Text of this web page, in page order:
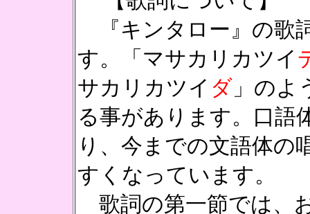
『キンタロー』の歌
す。「マサカリカツイ
サカリカツイ ダ 」のよ
る事があります。口語
り、今までの文語体の
すくなっています。
歌詞の第一節では、